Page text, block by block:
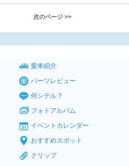
次のページ >>
愛車紹介
パーツレビュー
何シテル？
フォトアルバム
イベントカレンダー
おすすめスポット
クリップ